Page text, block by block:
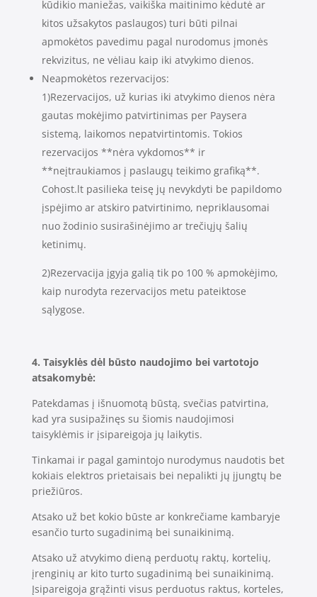
kūdikio maniežas, vaikiška maitinimo kėdutė ar
kitos užsakytos paslaugos) turi būti pilnai
apmokėtos pavedimu pagal nurodomus įmonės
rekvizitus, ne vėliau kaip iki atvykimo dienos.
Neapmokėtos rezervacijos:
1)Rezervacijos, už kurias iki atvykimo dienos nėra
gautas mokėjimo patvirtinimas per Paysera
sistemą, laikomos nepatvirtintomis. Tokios
rezervacijos **nėra vykdomos** ir
**neįtraukiamos į paslaugų teikimo grafiką**.
Cohost.lt pasilieka teisę jų nevykdyti be papildomo
įspėjimo ar atskiro patvirtinimo, nepriklausomai
nuo žodinio susirašinėjimo ar trečiųjų šalių
ketinimų.
2)Rezervacija įgyja galią tik po 100 % apmokėjimo,
kaip nurodyta rezervacijos metu pateiktose
sąlygose.
4. Taisyklės dėl būsto naudojimo beivartotojo
atsakomybė:
Patekdamas į išnuomotą būstą, svečias patvirtina,
kad yra susipažinęs su šiomis naudojimosi
taisyklėmis ir įsipareigoja jų laikytis.
Tinkamai ir pagal gamintojo nurodymus naudotis bet
kokiais elektros prietaisais bei nepalikti jų įjungtų be
priežiūros.
Atsako už bet kokio būste ar konkrečiame kambaryje
esančio turto sugadinimą bei sunaikinimą.
Atsako už atvykimo dieną perduotų raktų, kortelių,
įrenginių ar kito turto sugadinimą bei sunaikinimą.
Įsipareigoja grąžinti visus perduotus raktus, korteles,